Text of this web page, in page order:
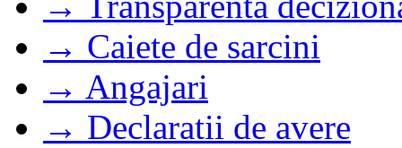
→ Caiete de sarcini
→ Angajari
→ Declaratii de avere